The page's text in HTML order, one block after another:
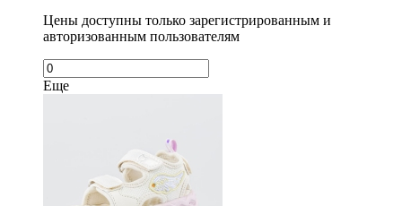
Цены доступны только зарегистрированным и
авторизованным пользователям
Еще